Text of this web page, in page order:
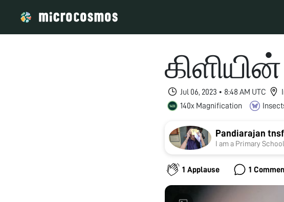
Jul 06, 2023 • 8:48 AM UTC
140x Magnification
Pandiarajan tnsf
I am a Primary
1 Applause 1